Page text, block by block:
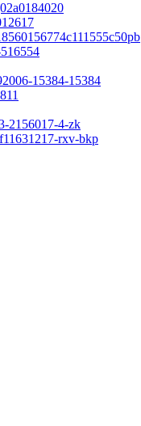
15384-15384
2156017-4-zk
rxv-bkp